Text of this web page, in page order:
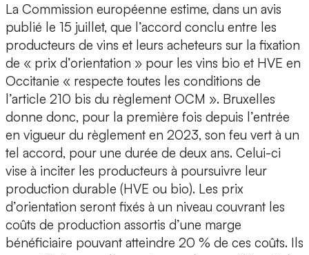
La Commission européenne estime, dans un avis
publié le 15 juillet, que l’accord conclu entre les
producteurs de vins et leurs acheteurs sur la fixation
de « prix d’orientation » pour les vins bio et HVE en
Occitanie « respecte toutes les conditions de
l’article 210 bis du règlement OCM ». Bruxelles
donne donc, pour la première fois depuis l’entrée
en vigueur du règlement en 2023, son feu vert à un
tel accord, pour une durée de deux ans. Celui-ci
vise à inciter les producteurs à poursuivre leur
production durable (HVE ou bio). Les prix
d’orientation seront fixés à un niveau couvrant les
coûts de production assortis d’une marge
bénéficiaire pouvant atteindre 20 % de ces coûts. Ils